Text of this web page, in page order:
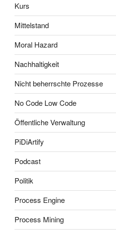
Kurs
Mittelstand
Moral Hazard
Nachhaltigkeit
Nicht beherrschte Prozesse
No Code Low Code
Öffentliche Verwaltung
PiDiArtify
Podcast
Politik
Process Engine
Process Mining